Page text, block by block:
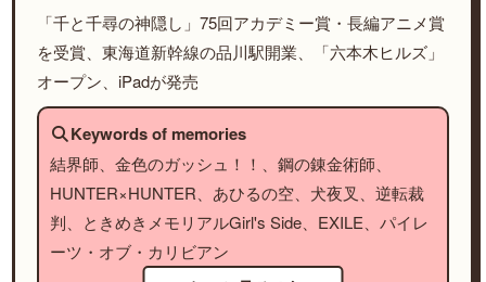
「千と千尋の神隠し」75回アカデミー賞・長編アニメ賞
を受賞、東海道新幹線の品川駅開業、「六本木ヒルズ」
オープン、iPadが発売
Keywords of memories
結界師、金色のガッシュ！！、鋼の錬金術師、
HUNTER×HUNTER、あひるの空、犬夜叉、逆転裁
判、ときめきメモリアルGirl's Side、EXILE、パイレ
ーツ・オブ・カリビアン